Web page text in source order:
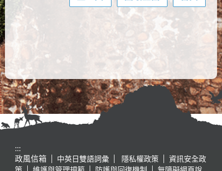
:::
政風信箱
中英日雙語詞彙 隱私權政策
資訊安全政